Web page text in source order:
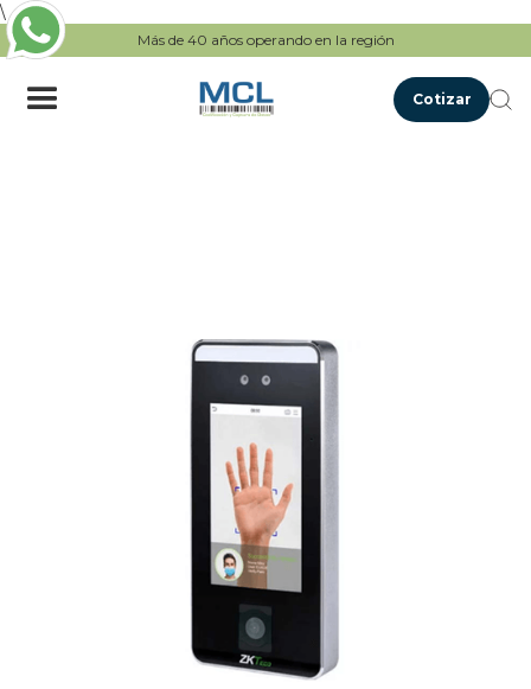
\
Más de 40 años operando en la región
Cotizar